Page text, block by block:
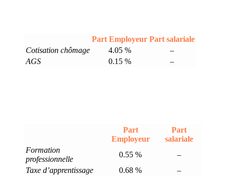
Part Employeur Part salariale
Cotisation chômage
4.05 %
–
AGS
0.15 % –
Part
Employeur
Part
salariale
Formation
professionnelle
0.55 %
–
Taxe d’apprentissage
0.68 % –